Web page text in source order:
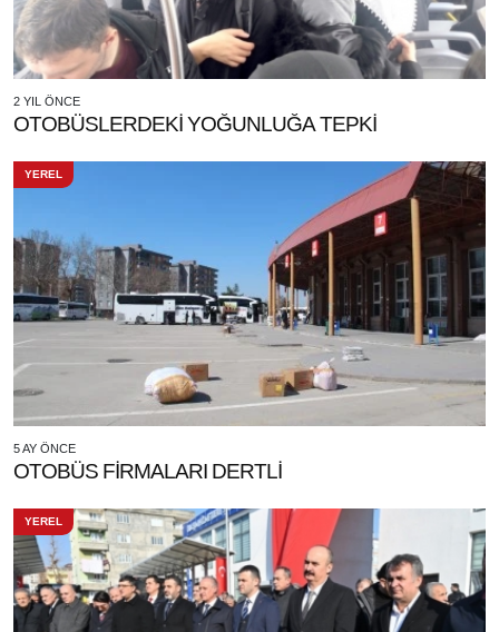
2 YIL ÖNCE
OTOBÜSLERDEKİ YOĞUNLUĞA TEPKİ
YEREL
5 AY ÖNCE
OTOBÜS FİRMALARI DERTLİ
YEREL